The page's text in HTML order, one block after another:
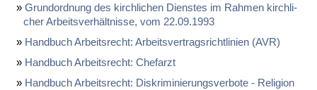
Grund­ord­nung des kirch­li­chen Diens­tes im Rah­men kirch­li­
cher Ar­beits­ver­hält­nis­se, vom 22.09.1993
Hand­buch Ar­beits­recht: Ar­beits­ver­trags­richt­li­ni­en (AVR)
Hand­buch Ar­beits­recht: Chef­arzt
Hand­buch Ar­beits­recht: Dis­kri­mi­nie­rungs­ver­bo­te - Re­li­gi­on